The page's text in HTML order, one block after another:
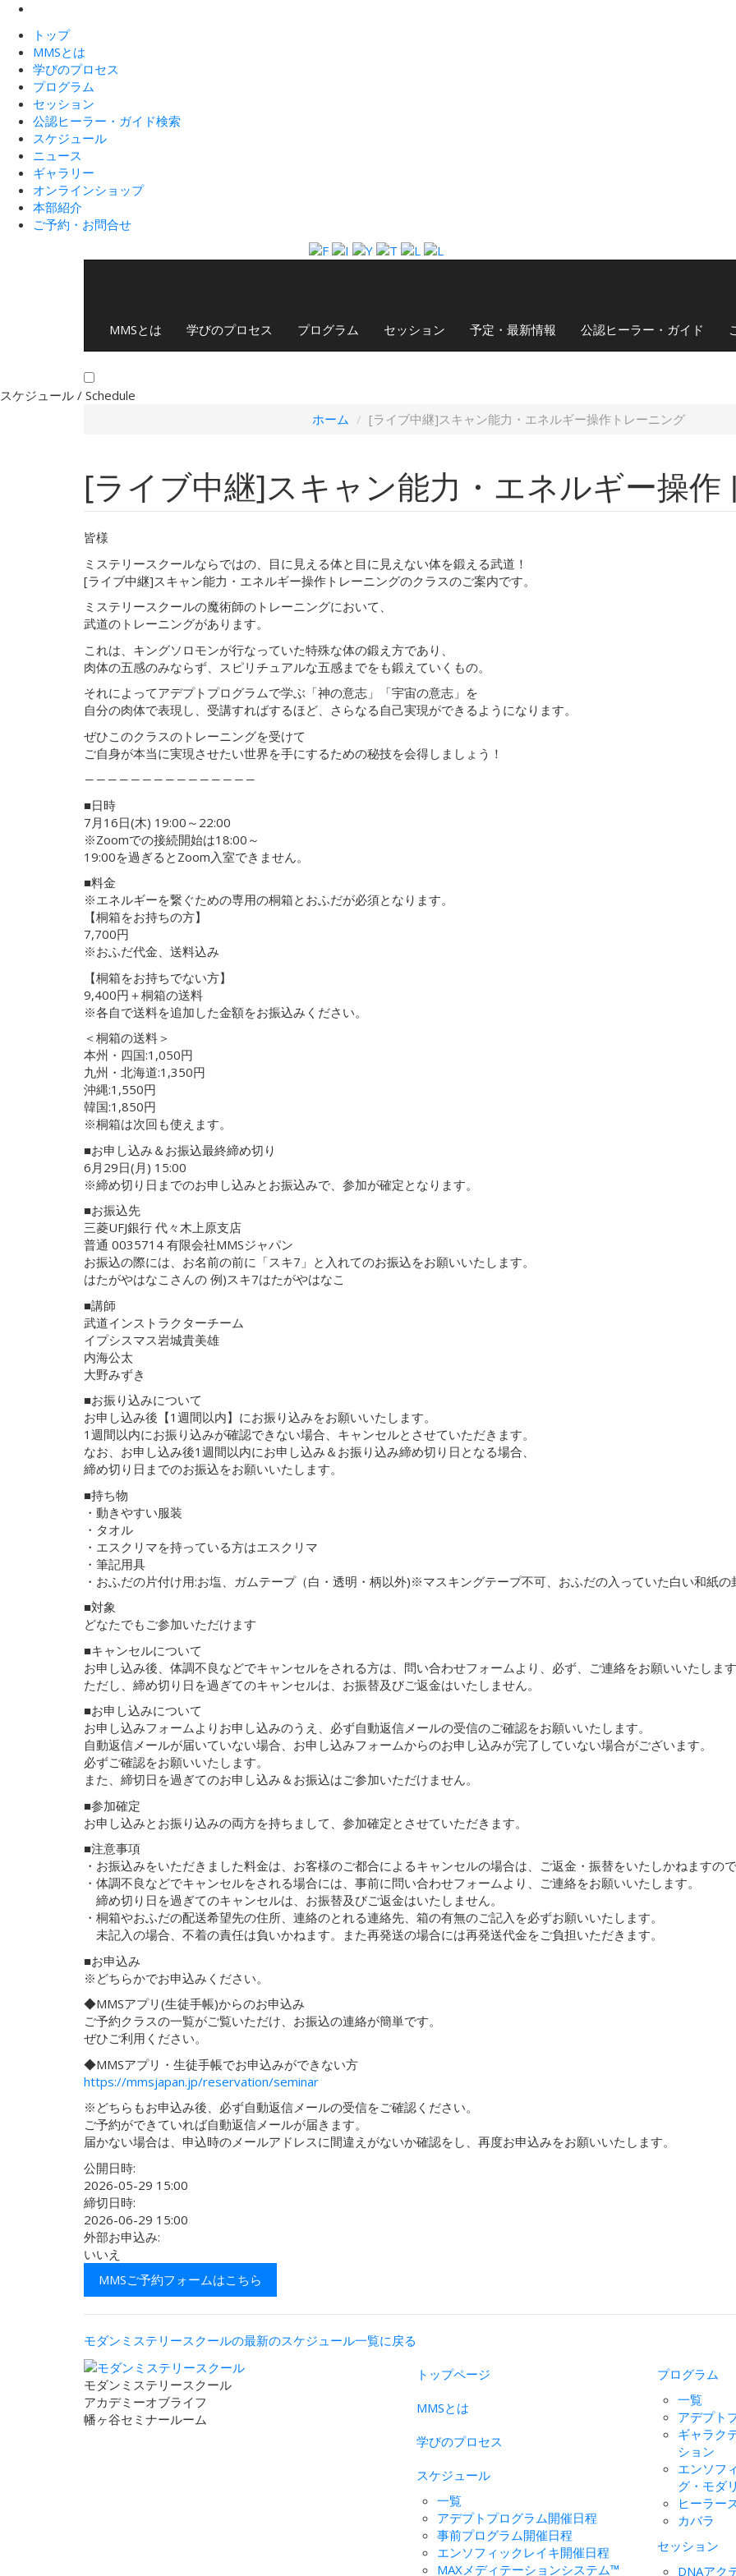
トップ
MMSとは
学びのプロセス
プログラム
セッション
公認ヒーラー・ガイド検索
スケジュール
ニュース
ギャラリー
オンラインショップ
本部紹介
ご予約・お問合せ
MMSとは 学びのプロセス プログラム セッション 予定・最新情報 公認ヒーラー・ガイド
スケジュール / Schedule
ホーム
[ライブ中継]スキャン能力・エネルギー操作トレーニング
[ライブ中継]スキャン能力・エネルギー操作
皆様
ミステリースクールならではの、目に見える体と目に見えない体を鍛える武道！
[ライブ中継]スキャン能力・エネルギー操作トレーニングのクラスのご案内です。
ミステリースクールの魔術師のトレーニングにおいて、
武道のトレーニングがあります。
これは、キングソロモンが行なっていた特殊な体の鍛え方であり、
肉体の五感のみならず、スピリチュアルな五感までをも鍛えていくもの。
それによってアデプトプログラムで学ぶ「神の意志」「宇宙の意志」を
自分の肉体で表現し、受講すればするほど、さらなる自己実現ができるようになります。
ぜひこのクラスのトレーニングを受けて
ご自身が本当に実現させたい世界を手にするための秘技を会得しましょう！
―――――――――――――――
■日時
7月16日(木) 19:00～22:00
※Zoomでの接続開始は18:00～
19:00を過ぎるとZoom入室できません。
■料金
※エネルギーを繋ぐための専用の桐箱とおふだが必須となります。
【桐箱をお持ちの方】
7,700円
※おふだ代金、送料込み
【桐箱をお持ちでない方】
9,400円＋桐箱の送料
※各自で送料を追加した金額をお振込みください。
＜桐箱の送料＞
本州・四国:1,050円
九州・北海道:1,350円
沖縄:1,550円
韓国:1,850円
※桐箱は次回も使えます。
■お申し込み＆お振込最終締め切り
6月29日(月) 15:00
※締め切り日までのお申し込みとお振込みで、参加が確定となります。
■お振込先
三菱UFJ銀行 代々木上原支店
普通 0035714 有限会社MMSジャパン
お振込の際には、お名前の前に「スキ7」と入れてのお振込をお願いいたします。
はたがやはなこさんの 例)スキ7はたがやはなこ
■講師
武道インストラクターチーム
イプシスマス岩城貴美雄
内海公太
大野みずき
■お振り込みについて
お申し込み後【1週間以内】にお振り込みをお願いいたします。
1週間以内にお振り込みが確認できない場合、キャンセルとさせていただきます。
なお、お申し込み後1週間以内にお申し込み＆お振り込み締め切り日となる場合、
締め切り日までのお振込をお願いいたします。
■持ち物
・動きやすい服装
・タオル
・エスクリマを持っている方はエスクリマ
・筆記用具
・おふだの片付け用:お塩、ガムテープ（白・透明・柄以外)※マスキングテープ不可、おふだの入っていた白い和紙の
■対象
どなたでもご参加いただけます
■キャンセルについて
お申し込み後、体調不良などでキャンセルをされる方は、問い合わせフォームより、必ず、ご連絡をお願いいたします
ただし、締め切り日を過ぎてのキャンセルは、お振替及びご返金はいたしません。
■お申し込みについて
お申し込みフォームよりお申し込みのうえ、必ず自動返信メールの受信のご確認をお願いいたします。
自動返信メールが届いていない場合、お申し込みフォームからのお申し込みが完了していない場合がございます。
必ずご確認をお願いいたします。
また、締切日を過ぎてのお申し込み＆お振込はご参加いただけません。
■参加確定
お申し込みとお振り込みの両方を持ちまして、参加確定とさせていただきます。
■注意事項
・お振込みをいただきました料金は、お客様のご都合によるキャンセルの場合は、ご返金・振替をいたしかねますので
・体調不良などでキャンセルをされる場合には、事前に問い合わせフォームより、ご連絡をお願いいたします。
締め切り日を過ぎてのキャンセルは、お振替及びご返金はいたしません。
・桐箱やおふだの配送希望先の住所、連絡のとれる連絡先、箱の有無のご記入を必ずお願いいたします。
未記入の場合、不着の責任は負いかねます。また再発送の場合には再発送代金をご負担いただきます。
■お申込み
※どちらかでお申込みください。
◆MMSアプリ(生徒手帳)からのお申込み
ご予約クラスの一覧がご覧いただけ、お振込の連絡が簡単です。
ぜひご利用ください。
◆MMSアプリ・生徒手帳でお申込みができない方
https://mmsjapan.jp/reservation/seminar
※どちらもお申込み後、必ず自動返信メールの受信をご確認ください。
ご予約ができていれば自動返信メールが届きます。
届かない場合は、申込時のメールアドレスに間違えがないか確認をし、再度お申込みをお願いいたします。
公開日時:
2026-05-29 15:00
締切日時:
2026-06-29 15:00
外部お申込み:
いいえ
MMSご予約フォームはこちら
モダンミステリースクールの最新のスケジュール一覧に戻る
モダンミステリースクール
アカデミーオブライフ
幡ヶ谷セミナールーム
トップページ
MMSとは
学びのプロセス
スケジュール
一覧
アデプトプログラム開催日程
事前プログラム開催日程
エンソフィックレイキ開催日程
MAXメディテーションシステム™
プログラム
一覧
アデプト
ギャラク
ション
エンソフ
グ・モダ
ヒーラー
カバラ
セッション
DNAアク